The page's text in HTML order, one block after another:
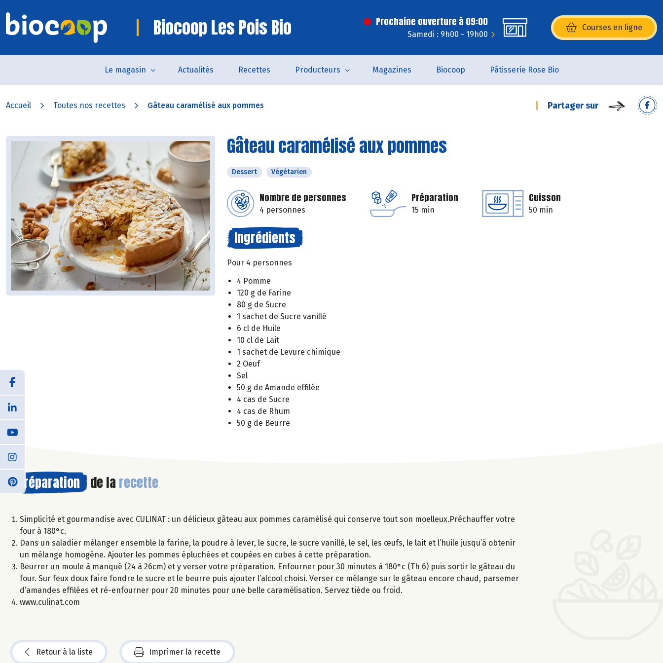
Biocoop Les Pois Bio Prochaine ouverture à 09:00
Samedi : 9h00 - 19h00
Courses en ligne
(s’ouvre dans une nouvelle
Le magasin Actualités Recettes Producteurs Magazines Biocoop Pâtisserie Rose Bio
Accueil Toutes nos recettes Gâteau caramélisé aux pommes Partager sur
Gâteau caramélisé aux pommes
Dessert Végétarien
Nombre de personnes
4 personnes
Préparation
15 min
Cuisson
50 min
Ingrédients
Pour 4 personnes
4 Pomme
120 g de Farine
80 g de Sucre
1 sachet de Sucre vanillé
6 cl de Huile
10 cl de Lait
1 sachet de Levure chimique
2 Oeuf
Sel
50 g de Amande effilée
4 cas de Sucre
4 cas de Rhum
50 g de Beurre
Préparation de la recette
Simplicité et gourmandise avec CULINAT : un délicieux gâteau aux pommes caramélisé qui conserve tout son moelleux.Préchauffer votre
four à 180°c.
Dans un saladier mélanger ensemble la farine, la poudre à lever, le sucre, le sucre vanillé, le sel, les œufs, le lait et l’huile jusqu’à obtenir
un mélange homogène. Ajouter les pommes épluchées et coupées en cubes à cette préparation.
Beurrer un moule à manqué (24 à 26cm) et y verser votre préparation. Enfourner pour 30 minutes à 180°c (Th 6) puis sortir le gâteau du
four. Sur feux doux faire fondre le sucre et le beurre puis ajouter l’alcool choisi. Verser ce mélange sur le gâteau encore chaud, parsemer
d’amandes effilées et ré-enfourner pour 20 minutes pour une belle caramélisation. Servez tiède ou froid.
www.culinat.com
Retour à la liste Imprimer la recette